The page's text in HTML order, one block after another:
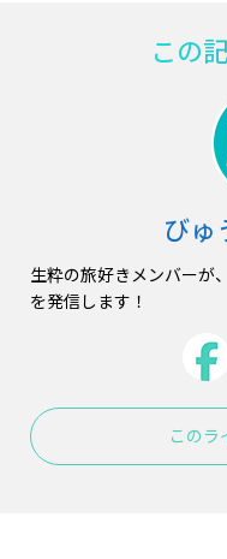
この
びゅ
生粋の旅好きメンバーが
を発信します！
このラ